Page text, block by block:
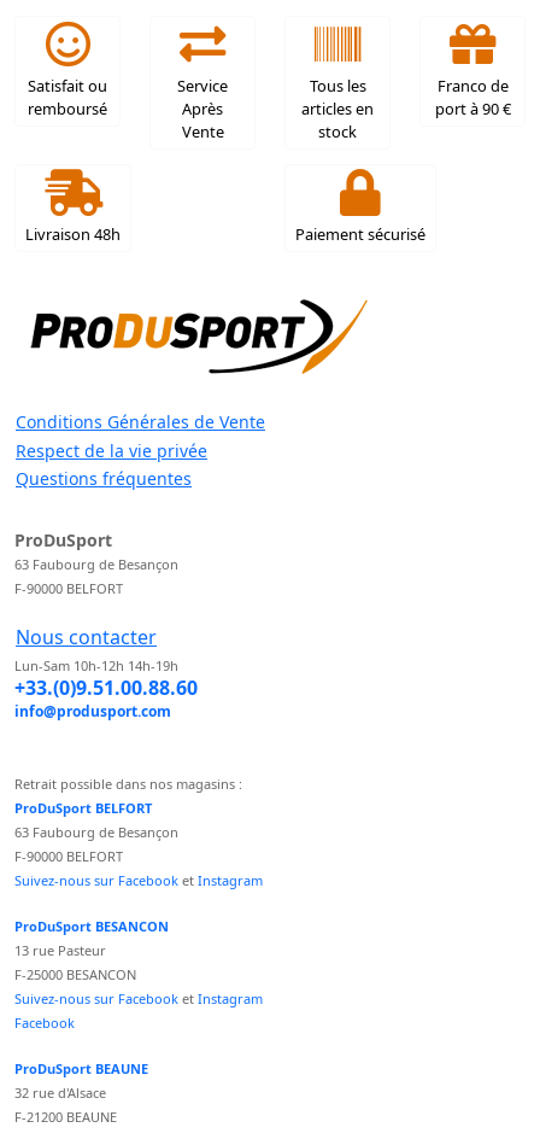
Satisfait ou
remboursé
Service
Après
Vente
Tous les
articles en
stock
Franco de
port à 90 €
Livraison 48h Paiement sécurisé
Conditions Générales de Vente
Respect de la vie privée
Questions fréquentes
ProDuSport
63 Faubourg de Besançon
F-90000 BELFORT
Nous contacter
Lun-Sam 10h-12h 14h-19h
+33.(0)9.51.00.88.60
info@produsport.com
Retrait possible dans nos magasins :
ProDuSport BELFORT
63 Faubourg de Besançon
F-90000 BELFORT
Suivez-nous sur Facebook et Instagram
ProDuSport BESANCON
13 rue Pasteur
F-25000 BESANCON
Suivez-nous sur Facebook et Instagram
Facebook
ProDuSport BEAUNE
32 rue d'Alsace
F-21200 BEAUNE